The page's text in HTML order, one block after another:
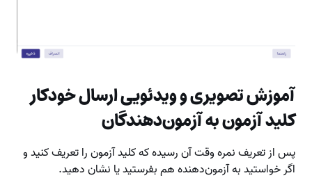
آموزش تصویری و ویدئویی ارسال خودکار
کلید آزمون به آزمون‌دهندگان
پس از تعریف نمره وقت آن رسیده که کلید آزمون را تعریف کنید و
اگر خواستید به آزمون‌دهنده هم بفرستید یا نشان دهید.